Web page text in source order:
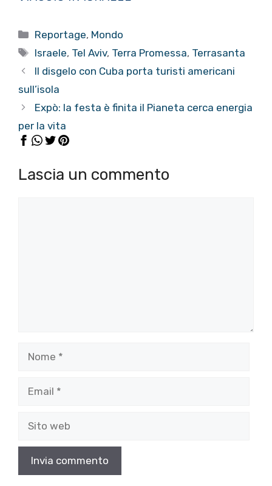
Categorie
Reportage, Mondo
Tag
Israele, Tel Aviv, Terra Promessa, Terrasanta
Il disgelo con Cuba porta turisti americani
sull’isola
Expò: la festa è finita il Pianeta cerca energia
per la vita
Lascia un commento